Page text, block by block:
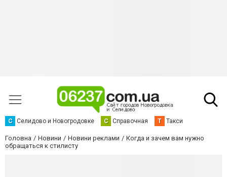
С Селидово и Новогродовке С Справочная Т Такси
Головна Новини Новини реклами
Когда и зачем вам нужно
обращаться к стилисту